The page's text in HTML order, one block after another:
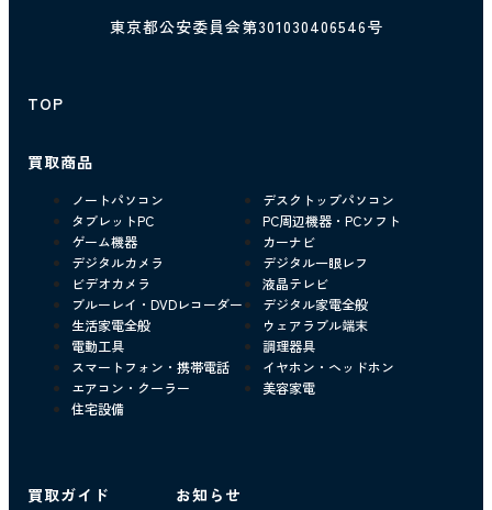
東京都公安委員会第301030406546号
TOP
買取商品
ノートパソコン
デスクトップパソコン
タブレットPC
PC周辺機器・PCソフト
ゲーム機器
カーナビ
デジタルカメラ
デジタル一眼レフ
ビデオカメラ
液晶テレビ
ブルーレイ・DVDレコーダー
デジタル家電全般
生活家電全般
ウェアラブル端末
電動工具
調理器具
スマートフォン・携帯電話
イヤホン・ヘッドホン
エアコン・クーラー
美容家電
住宅設備
買取ガイド お知らせ